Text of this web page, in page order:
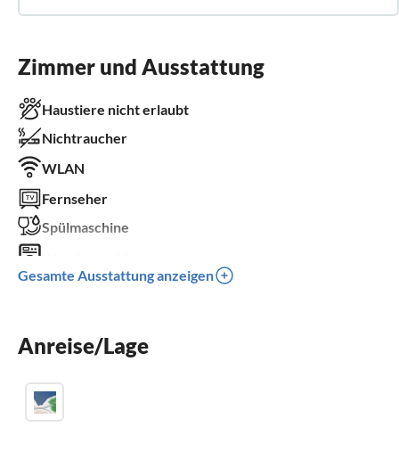
Zimmer und Ausstattung
Haustiere nicht erlaubt
Nichtraucher
WLAN
Fernseher
Spülmaschine
Kinder willkommen
Gesamte Ausstattung anzeigen
Anreise/Lage